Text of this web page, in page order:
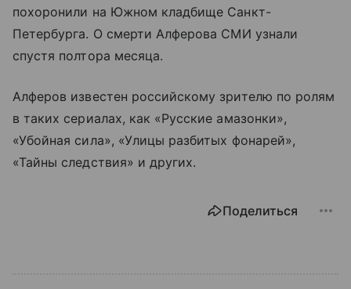
похоронили на Южном кладбище Санкт-
Петербурга. О смерти Алферова СМИ узнали
спустя полтора месяца.
Алферов известен российскому зрителю по ролям
в таких сериалах, как «Русские амазонки»,
«Убойная сила», «Улицы разбитых фонарей»,
«Тайны следствия» и других.
Поделиться